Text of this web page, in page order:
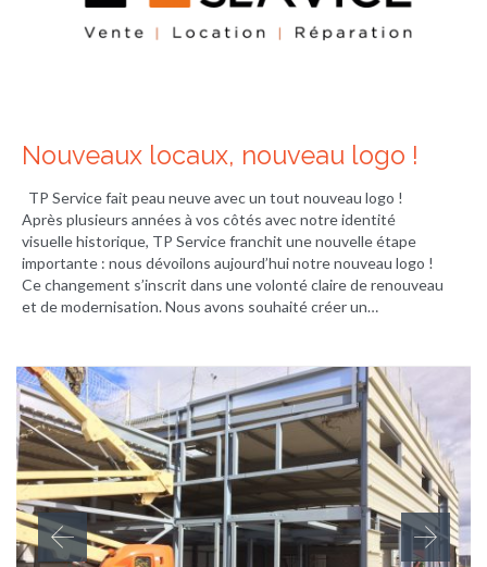
Nouveaux locaux, nouveau logo !
TP Service fait peau neuve avec un tout nouveau logo !
Après plusieurs années à vos côtés avec notre identité
visuelle historique, TP Service franchit une nouvelle étape
importante : nous dévoilons aujourd’hui notre nouveau logo !
Ce changement s’inscrit dans une volonté claire de renouveau
et de modernisation. Nous avons souhaité créer un…